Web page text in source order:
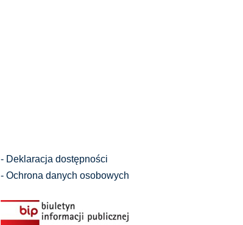
- Deklaracja dostępności
- Ochrona danych osobowych